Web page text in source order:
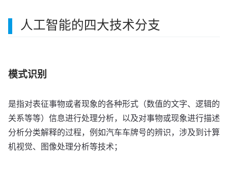
人工智能的四大技术分支
模式识别
是指对表征事物或者现象的各种形式（数值的文字、逻辑的
关系等等）信息进行处理分析，以及对事物或现象进行描述
分析分类解释的过程，例如汽车车牌号的辨识，涉及到计算
机视觉、图像处理分析等技术；